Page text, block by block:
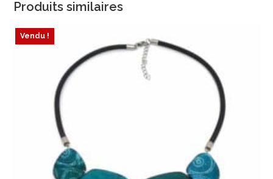
Produits similaires
Vendu !
ÉPUISÉ